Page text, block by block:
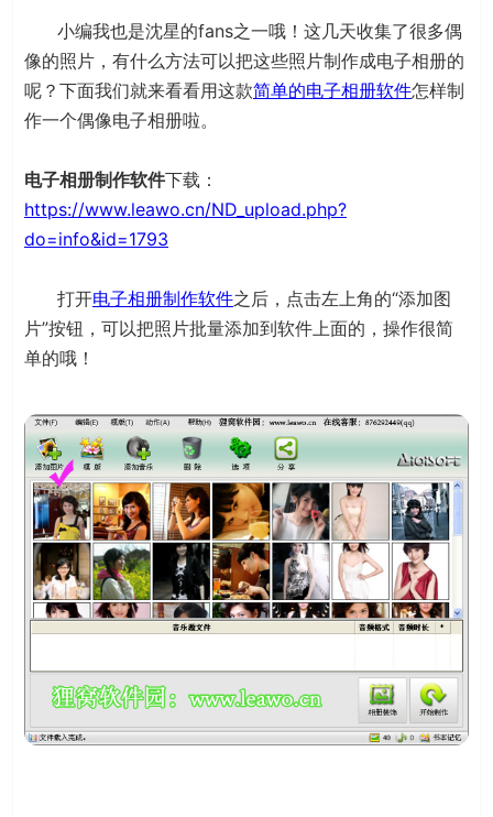
小编我也是沈星的fans之一哦！这几天收集了很多偶
像的照片，有什么方法可以把这些照片制作成电子相册的
呢？下面我们就来看看用这款简单的电子相册软件怎样制
作一个偶像电子相册啦。
电子相册制作软件下载：
https://www.leawo.cn/ND_upload.php?
do=info&id=1793
打开电子相册制作软件之后，点击左上角的“添加图
片”按钮，可以把照片批量添加到软件上面的，操作很简
单的哦！